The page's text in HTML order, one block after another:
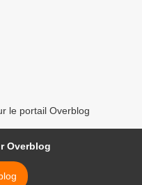
le portail Overblog
Overblog